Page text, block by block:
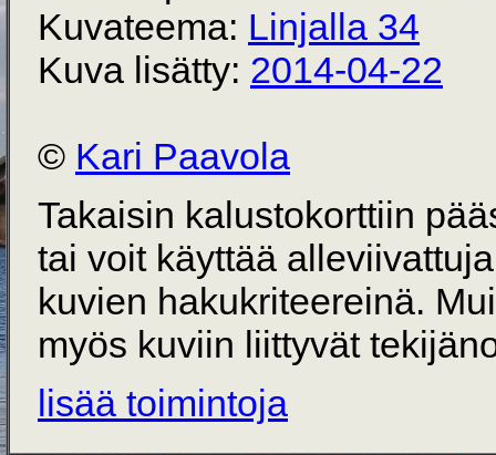
Kuvateema: Linjalla 34
Kuva lisätty: 2014-04-22
© Kari Paavola
Takaisin kalustokorttiin
tai voit käyttää
kuvien hakukriteereinä.
myös kuviin liittyvät
lisää toimintoja